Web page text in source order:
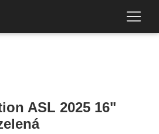
ASL 2025 16"